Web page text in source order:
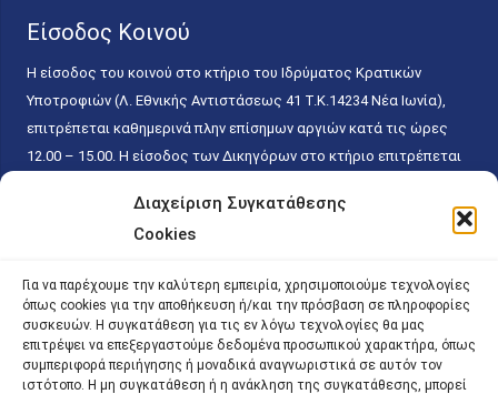
Διαχείριση Συγκατάθεσης
Cookies
Για να παρέχουμε την καλύτερη εμπειρία, χρησιμοποιούμε τεχνολογίες
όπως cookies για την αποθήκευση ή/και την πρόσβαση σε πληροφορίες
συσκευών. Η συγκατάθεση για τις εν λόγω τεχνολογίες θα μας
επιτρέψει να επεξεργαστούμε δεδομένα προσωπικού χαρακτήρα, όπως
συμπεριφορά περιήγησης ή μοναδικά αναγνωριστικά σε αυτόν τον
ιστότοπο. Η μη συγκατάθεση ή η ανάκληση της συγκατάθεσης, μπορεί
Είσοδος Κοινού
Η είσοδος του κοινού στο κτήριο του Ιδρύματος Κρατικών
Υποτροφιών (Λ. Εθνικής Αντιστάσεως 41 T.K.14234 Νέα Ιωνία),
επιτρέπεται καθημερινά πλην επίσημων αργιών κατά τις ώρες
12.00 – 15.00. Η είσοδος των Δικηγόρων στο κτήριο επιτρέπεται
κάθε εργάσιμη ημέρα και ώρα χωρίς κανέναν χρονικό ή άλλο
περιορισμό. Η είσοδος του κοινού ειδικά στο γραφείο του
15.00. Η εξυπηρέτηση του κοινού πραγματοποιείται βάσει των
παγίων ισχυουσών διατάξεων. Για την αποφυγή συνωστισμού
εντός του εσωτερικού χώρου εξυπηρέτησης και αναμονής του
κοινού, η εξυπηρέτησή του δύναται να πραγματοποιείται κατόπιν